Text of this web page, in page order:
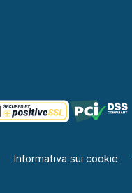
Informativa sui cookie